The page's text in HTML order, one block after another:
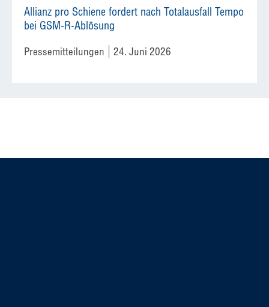
Allianz pro Schiene fordert nach Totalausfall Tempo
bei GSM-R-Ablösung
Pressemitteilungen 24. Juni 2026